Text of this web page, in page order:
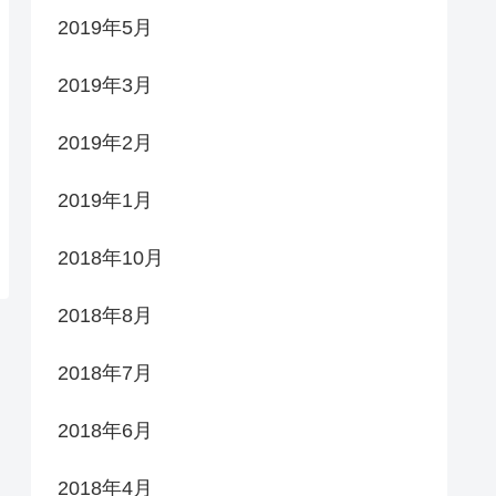
2019年5月
2019年3月
2019年2月
2019年1月
2018年10月
2018年8月
2018年7月
2018年6月
2018年4月